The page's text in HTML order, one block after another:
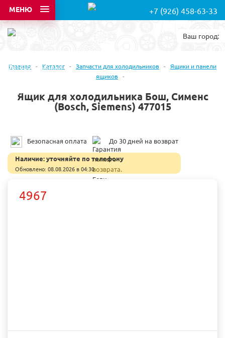
+7 (926) 458-63-33
Ваш город:
МЕНЮ
Главная - Каталог - Запчасти для холодильников - Ящики и панели
ящиков
-
Ящик для холодильника Бош, Сименс
(Bosch, Siemens) 477015
Безопасная оплата До 30 дней на возврат
Наличие:уточняйте по телефону
Обновлено: 08.08.2026 в 04:30
4967